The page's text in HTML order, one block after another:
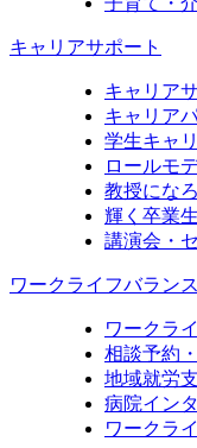
キャリアサポート
キャリア
キャリア
学生キャ
ロールモ
教授にな
輝く卒業
講演会・
ワークライフバラン
ワークラ
相談予約
地域就労
病院イン
ワークラ